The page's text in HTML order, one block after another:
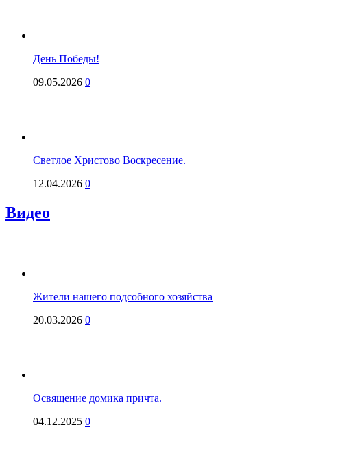
День Победы!
09.05.2026 0
Светлое Христово Воскресение.
12.04.2026 0
Видео
Жители нашего подсобного хозяйства
20.03.2026 0
Освящение домика причта.
04.12.2025 0